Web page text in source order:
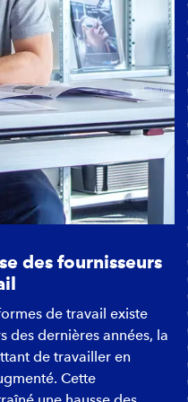
des fournisseurs
de travail existe
des dernières années, la
de travailler en
Cette